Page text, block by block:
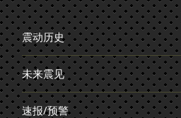
震动历史
未来震见
速报/预警